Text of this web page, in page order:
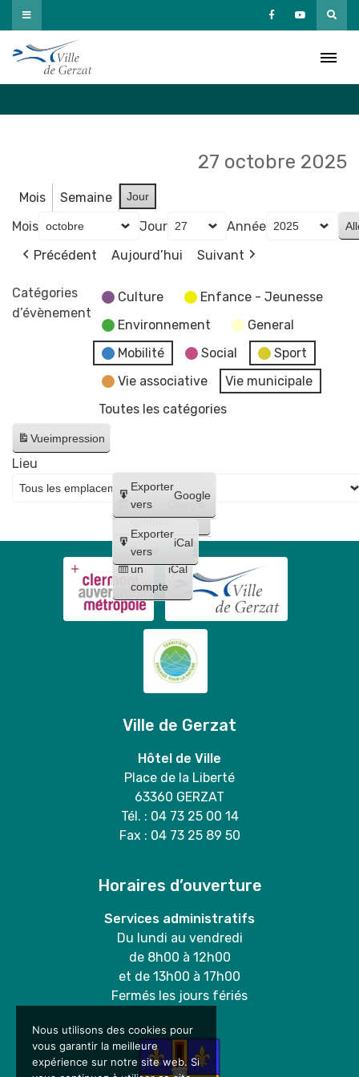
Passer
au
contenu
27 octobre 2025
Mois Semaine Jour
Mois Jour
Année
Précédent
Aujourd’hui Suivant
Catégories
d’évènement
Culture
Enfance - Jeunesse
Environnement
General
Mobilité
Social
Sport
Vie associative
Vie municipale
Toutes les catégories
Vueimpression
Créer
un
compte
Google
Créer
un
compte
iCal
Exporter
vers
Google
Exporter
vers
iCal
Lieu
Ville de Gerzat
Hôtel de Ville
Place de la Liberté
63360 GERZAT
Tél. : 04 73 25 00 14
Fax : 04 73 25 89 50
Horaires d’ouverture
Services administratifs
Du lundi au vendredi
de 8h00 à 12h00
et de 13h00 à 17h00
Fermés les jours fériés
Nous utilisons des cookies pour
vous garantir la meilleure
expérience sur notre site web. Si